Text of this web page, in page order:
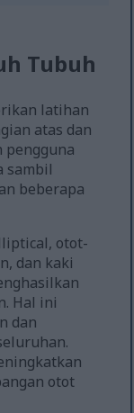
Tubuh
latihan
atas dan
pengguna
sambil
beberapa
otot-
dan kaki
Hal ini
dan
otot